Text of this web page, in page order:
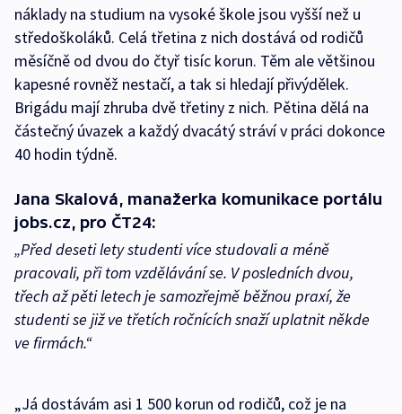
náklady na studium na vysoké škole jsou vyšší než u
středoškoláků. Celá třetina z nich dostává od rodičů
měsíčně od dvou do čtyř tisíc korun. Těm ale většinou
kapesné rovněž nestačí, a tak si hledají přivýdělek.
Brigádu mají zhruba dvě třetiny z nich. Pětina dělá na
částečný úvazek a každý dvacátý stráví v práci dokonce
40 hodin týdně.
Jana Skalová, manažerka komunikace portálu
jobs.cz, pro ČT24:
„Před deseti lety studenti více studovali a méně
pracovali, při tom vzdělávání se. V posledních dvou,
třech až pěti letech je samozřejmě běžnou praxí, že
studenti se již ve třetích ročnících snaží uplatnit někde
ve firmách.“
„Já dostávám asi 1 500 korun od rodičů, což je na